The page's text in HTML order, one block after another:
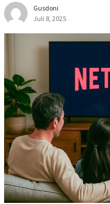
Gusdoni
Juli 8, 2025